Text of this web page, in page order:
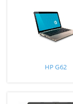
HP G62